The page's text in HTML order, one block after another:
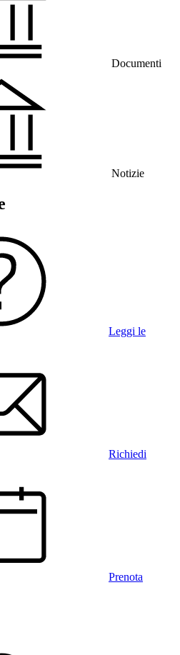
Documenti
Notizie
Leggi le
Richiedi
Prenota